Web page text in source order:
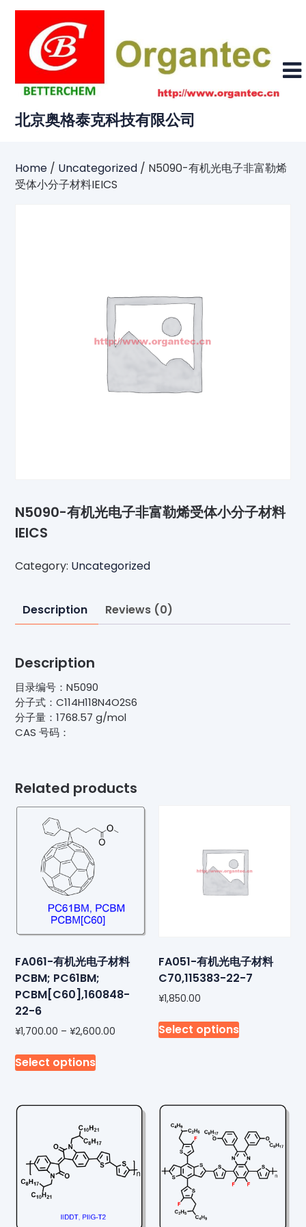
Skip
content
北京奥格泰克科技有限公司
Home / Uncategorized / N5090-有机光电子非富勒烯
受体小分子材料IEICS
N5090-有机光电子非富勒烯受体小分子材料
IEICS
Category: Uncategorized
Description Reviews (0)
Description
目录编号：N5090
分子式：C114H118N4O2S6
分子量：1768.57 g/mol
CAS 号码：
Related products
FA061-有机光电子材料
PCBM; PC61BM;
PCBM[C60],160848-
22-6
¥1,700.00 – ¥2,600.00
Select options
FA051-有机光电子材料
C70,115383-22-7
¥1,850.00
Select options